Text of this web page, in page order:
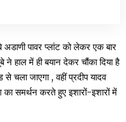
पावर प्लांट को लेकर एक बार
में ही बयान देकर चौंका दिया है
चला जाएगा , वहीं प्रदीप यादव
का समर्थन करते हुए इशारों-इशारों में